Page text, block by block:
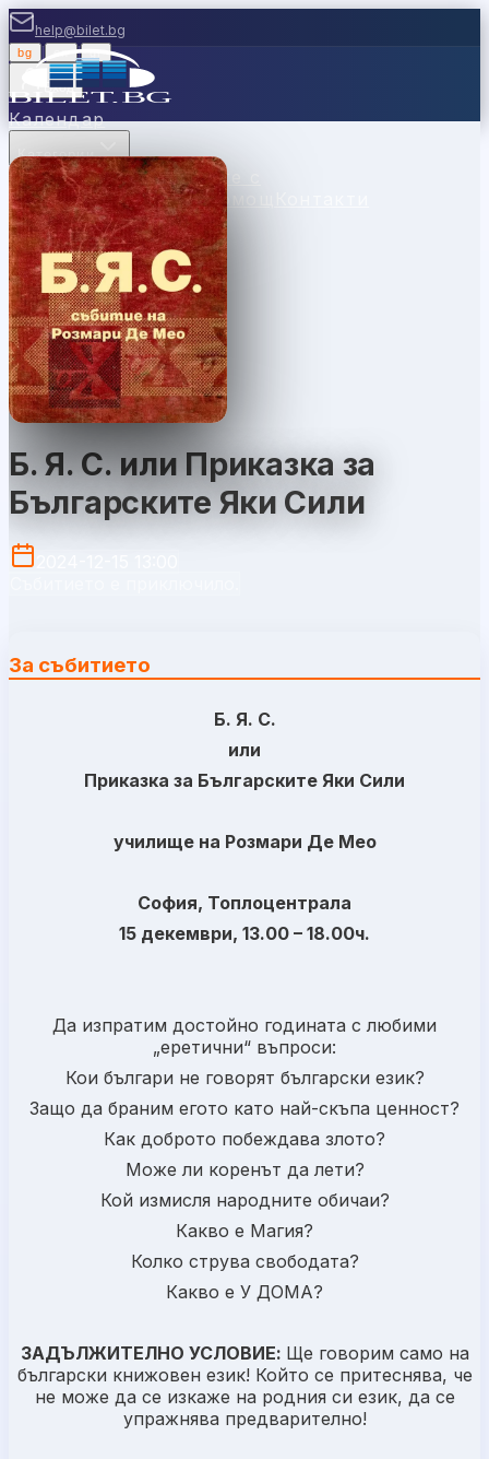
help@bilet.bg
bg |
Вход
Календар
Категории
МестаКасиПродавайте с
насВаучериНовиниПомощ
Б. Я. С. или Приказка за
Българските Яки Сили
За събитието
Б. Я. С.
или
Приказка за Българските Яки Сили
училище на Розмари Де Мео
София, Топлоцентрала
15 декември, 13.00 – 18.00ч.
Да изпратим достойно годината с любими
„еретични“ въпроси:
Кои българи не говорят български език?
Защо да браним егото като най-скъпа ценност?
Как доброто побеждава злото?
Може ли коренът да лети?
Кой измисля народните обичаи?
Какво е Магия?
Колко струва свободата?
Какво е У ДОМА?
ЗАДЪЛЖИТЕЛНО УСЛОВИЕ: Ще говорим само на
български книжовен език! Който се притеснява, че
не може да се изкаже на родния си език, да се
упражнява предварително!